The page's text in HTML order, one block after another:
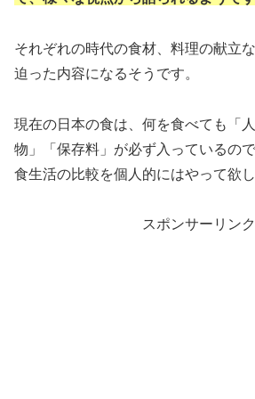
それぞれの時代の食材、料理の献立
迫った内容になるそうです。
現在の日本の食は、何を食べても「
物」「保存料」が必ず入っているの
食生活の比較を個人的にはやって欲し
スポンサーリンク